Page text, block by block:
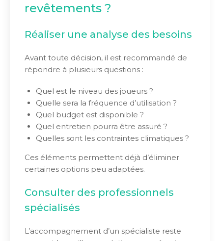
revêtements ?
Réaliser une analyse des besoins
Avant toute décision, il est recommandé de
répondre à plusieurs questions :
Quel est le niveau des joueurs ?
Quelle sera la fréquence d’utilisation ?
Quel budget est disponible ?
Quel entretien pourra être assuré ?
Quelles sont les contraintes climatiques ?
Ces éléments permettent déjà d’éliminer
certaines options peu adaptées.
Consulter des professionnels
spécialisés
L’accompagnement d’un spécialiste reste